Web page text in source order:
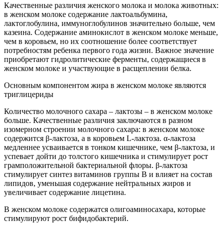
Качественные различия женского молока и молока животных:
в женском молоке содержание лактоальбумина,
лактоглобулина, иммуноглобулинов значительно больше, чем
казеина. Содержание аминокислот в женском молоке меньше,
чем в коровьем, но их соотношение более соответствует
потребностям ребенка первого года жизни. Важное значение
приобретают гидролитические ферменты, содержащиеся в
женском молоке и участвующие в расщеплении белка.
Основным компонентом жира в женском молоке являются
триглицериды
Количество молочного сахара – лактозы – в женском молоке
больше. Качественные различия заключаются в разном
изомерном строении молочного сахара: в женском молоке
содержится β-лактоза, а в коровьем L-лактоза. α-лактоза
медленнее усваивается в тонком кишечнике, чем β-лактоза, и
успевает дойти до толстого кишечника и стимулирует рост
грамположительной бактериальной флоры. β-лактоза
стимулирует синтез витаминов группы В и влияет на состав
липидов, уменьшая содержание нейтральных жиров и
увеличивает содержание лицетина.
В женском молоке содержатся олигоаминосахара, которые
стимулируют рост бифидобактерий.